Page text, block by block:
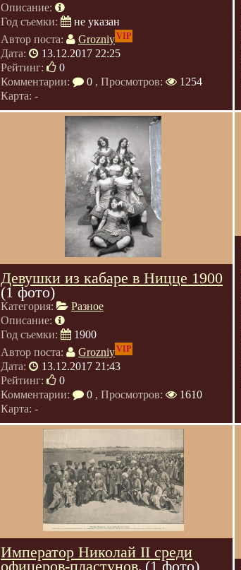
Описание:
Год съемки:
не указан
Автор поста:
GrozniyVIP
Дата:
13.12.2017 22:25
Рейтинг:
0
Комментарии:
0 , Просмотров:
1254
Карта: -
Девушки из кабаре в Ницце 1900
(1 фото)
Категория:
Разное
Описание:
Год съемки:
1900
Автор поста:
GrozniyVIP
Дата:
13.12.2017 21:43
Рейтинг:
0
Комментарии:
0 , Просмотров:
1610
Карта: -
Император Николай II среди
офицеров-пластунов.(1 фото)